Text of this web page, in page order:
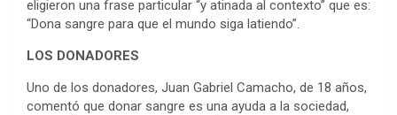
eligieron una frase particular “y atinada al contexto” que es:
“Dona sangre para que el mundo siga latiendo”.
LOS DONADORES
Uno de los donadores, Juan Gabriel Camacho, de 18 años,
comentó que donar sangre es una ayuda a la sociedad,